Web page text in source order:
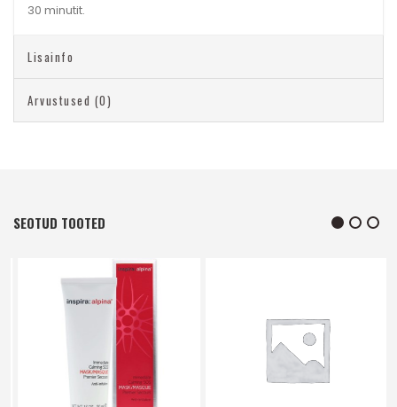
30 minutit.
Lisainfo
Arvustused (0)
SEOTUD TOOTED